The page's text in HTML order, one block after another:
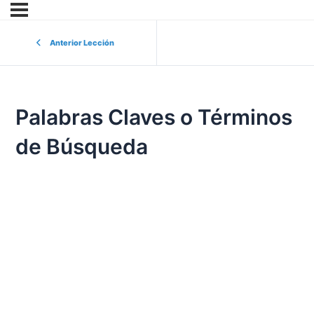
Anterior Lección
Palabras Claves o Términos
de Búsqueda